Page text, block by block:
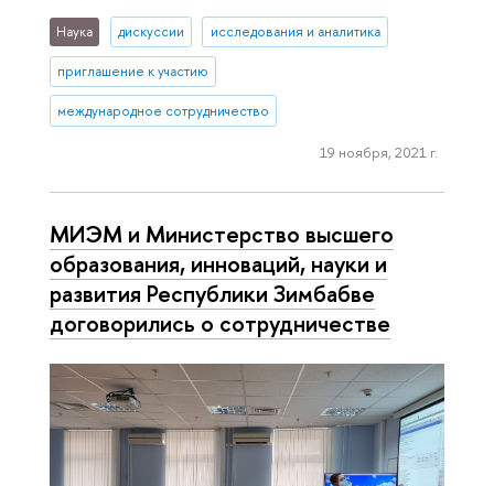
Наука дискуссии исследования и аналитика
приглашение к участию
международное сотрудничество
19 ноября, 2021 г.
МИЭМ и Министерство высшего
образования, инноваций, науки и
развития Республики Зимбабве
договорились о сотрудничестве